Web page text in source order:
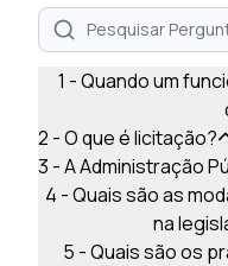
1 - Quando um
2 - O que é licitação?
3 - A Administração
4 - Quais são as
na
5 - Quais são os